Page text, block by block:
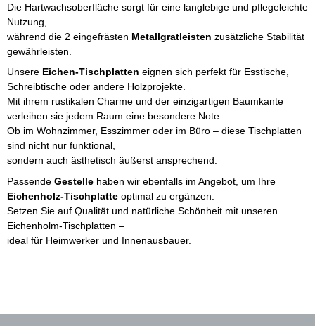
Die Hartwachsoberfläche sorgt für eine langlebige und pflegeleichte
Nutzung,
während die 2 eingefrästen Metallgratleisten zusätzliche Stabilität
gewährleisten.
Unsere Eichen-Tischplatten eignen sich perfekt für Esstische,
Schreibtische oder andere Holzprojekte.
Mit ihrem rustikalen Charme und der einzigartigen Baumkante
verleihen sie jedem Raum eine besondere Note.
Ob im Wohnzimmer, Esszimmer oder im Büro – diese Tischplatten
sind nicht nur funktional,
sondern auch ästhetisch äußerst ansprechend.
Passende Gestelle haben wir ebenfalls im Angebot, um Ihre
Eichenholz-Tischplatte optimal zu ergänzen.
Setzen Sie auf Qualität und natürliche Schönheit mit unseren
Eichenholm-Tischplatten –
ideal für Heimwerker und Innenausbauer.